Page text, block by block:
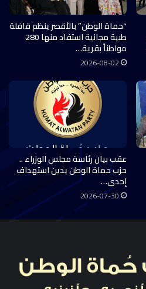
“حماة الوطن” بالأقصر ينظم قافلة
طبية مجانية استفاد منها 280
مواطناً بقرية…
2026-08-02
عقب بيان رئاسة مجلس الوزراء ..
حزب حماة الوطن يدين استهداف
إحدى…
2026-07-30